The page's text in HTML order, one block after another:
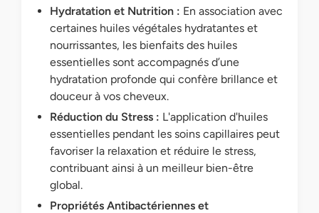
Hydratation et Nutrition : En association avec
certaines huiles végétales hydratantes et
nourrissantes, les bienfaits des huiles
essentielles sont accompagnés d’une
hydratation profonde qui confère brillance et
douceur à vos cheveux.
Réduction du Stress : L'application d'huiles
essentielles pendant les soins capillaires peut
favoriser la relaxation et réduire le stress,
contribuant ainsi à un meilleur bien-être
global.
Propriétés Antibactériennes et